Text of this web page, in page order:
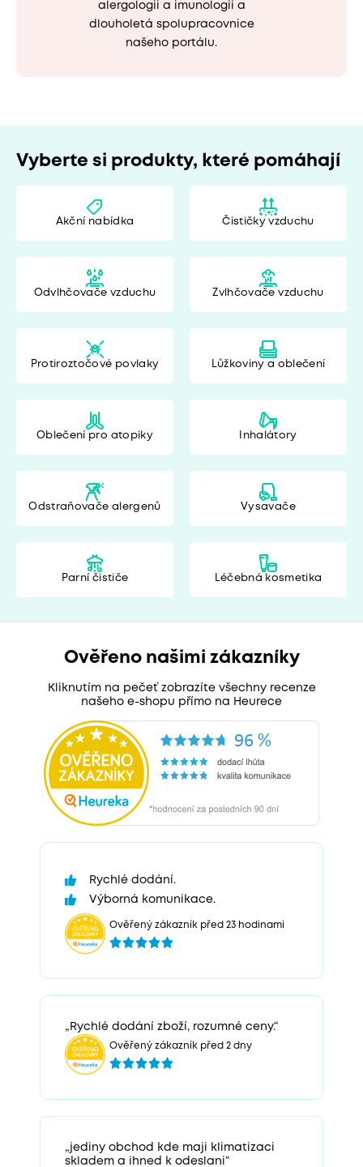
alergologii a imunologii a
dlouholetá spolupracovnice
našeho portálu.
Vyberte si produkty, které pomáhají
Akční nabídka Čističky vzduchu
Odvlhčovače vzduchu Zvlhčovače vzduchu
Protiroztočové povlaky Lůžkoviny a oblečení
Oblečení pro atopiky Inhalátory
Odstraňovače alergenů Vysavače
Parní čističe Léčebná kosmetika
Ověřeno našimi zákazníky
Kliknutím na pečeť zobrazíte všechny recenze
našeho e-shopu přímo na Heurece
Rychlé dodání.
Výborná komunikace.
Ověřený zákazník před 23 hodinami
„Rychlé dodání zboží, rozumné ceny.“
Ověřený zákazník před 2 dny
„jediny obchod kde maji klimatizaci
skladem a ihned k odeslani“